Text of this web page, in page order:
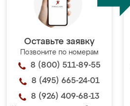
Оставьте заявку
Позвоните по номерам
8 (800) 511-89-55
8 (495) 665-24-01
8 (926) 409-68-13